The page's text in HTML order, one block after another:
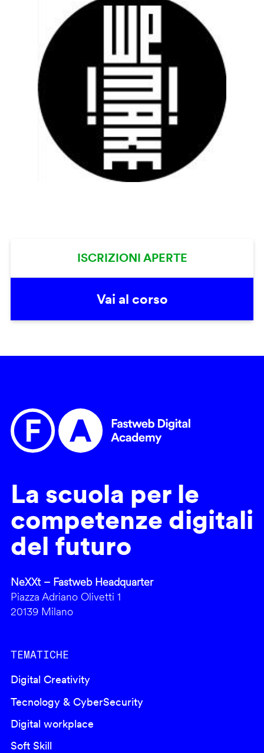
ISCRIZIONI APERTE
Vai al corso
La scuola per le
competenze digitali
del futuro
NeXXt – Fastweb Headquarter
Piazza Adriano Olivetti 1
20139 Milano
TEMATICHE
Digital Creativity
Tecnology & CyberSecurity
Digital workplace
Soft Skill